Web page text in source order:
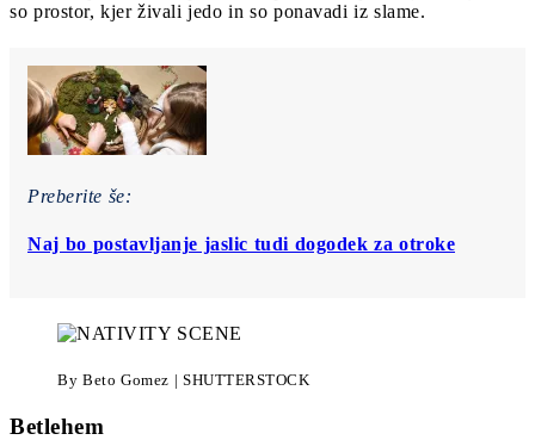
so prostor, kjer živali jedo in so ponavadi iz slame.
Preberite še:
Naj bo postavljanje jaslic tudi dogodek za otroke
By Beto Gomez | SHUTTERSTOCK
Betlehem